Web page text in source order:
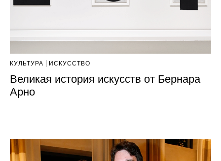
КУЛЬТУРА ИСКУССТВО
Великая история искусств от Бернара
Арно